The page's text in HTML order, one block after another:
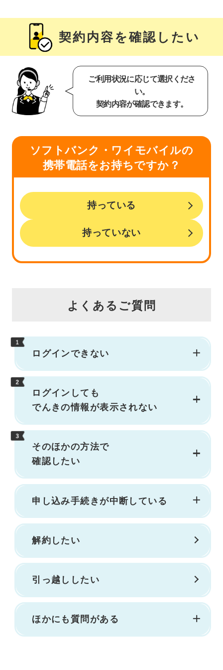
契約内容を確認したい
ご利用状況に応じて選択くださ
い。
契約内容が確認できます。
ソフトバンク・ワイモバイルの
携帯電話をお持ちですか？
持っている
持っていない
よくあるご質問
ログインできない
ログインしても
でんきの情報が表示されない
そのほかの方法で
確認したい
申し込み手続きが中断している
解約したい
引っ越ししたい
ほかにも質問がある